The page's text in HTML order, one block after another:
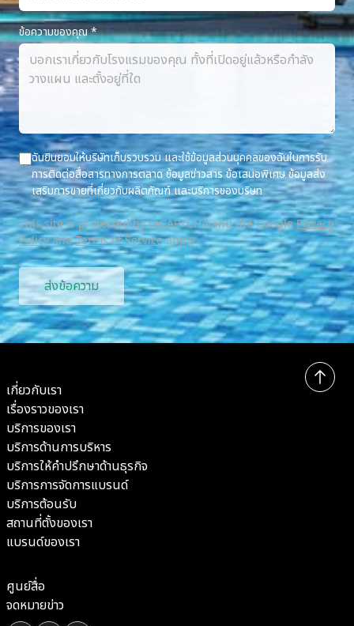
ข้อความของคุณ*
ฉันยินยอมให้บริษัทเก็บรวบรวม และใช้ข้อมูลส่วนบุคคลของฉันในการรับ
การติดต่อสื่อสารทางการตลาด ข้อมูลข่าวสาร ข้อเสนอพิเศษ ข้อมูลส่ง
เสริมการขายที่เกี่ยวกับผลิตภัณฑ์ และบริการของบริษท
This site is protected by reCAPTCHA and the Google Privacy
Policy and Terms of Service apply.
ส่งข้อความ
เกี่ยวกับเรา
เรื่องราวของเรา
บริการของเรา
บริการด้านการบริหาร
บริการให้คำปรึกษาด้านธุรกิจ
บริการการจัดการแบรนด์
บริการต้อนรับ
สถานที่ตั้งของเรา
แบรนด์ของเรา
ศูนย์สื่อ
จดหมายข่าว